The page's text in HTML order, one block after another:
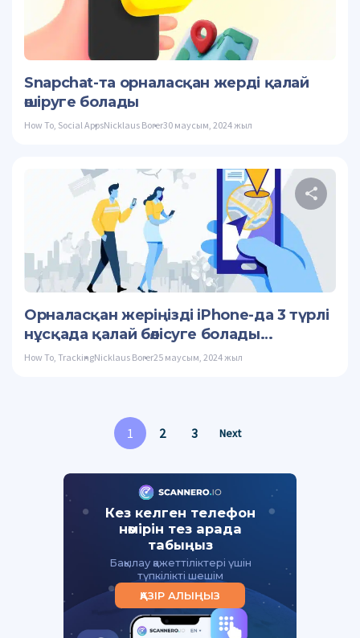
Snapchat-та орналасқан жерді қалай
өшіруге болады
How To, Social AppsNicklaus Borer30 маусым, 2024 жыл
Twitter
Орналасқан жеріңізді iPhone-да 3 түрлі
нұсқада қалай бөлісуге болады…
How To, TrackingNicklaus Borer25 маусым, 2024 жыл
1 2 3 Next
Кез келген телефон
нөмірін тез арада
табыңыз
Бақылау қажеттіліктері үшін
түпкілікті шешім
ҚАЗІР АЛЫҢЫЗ